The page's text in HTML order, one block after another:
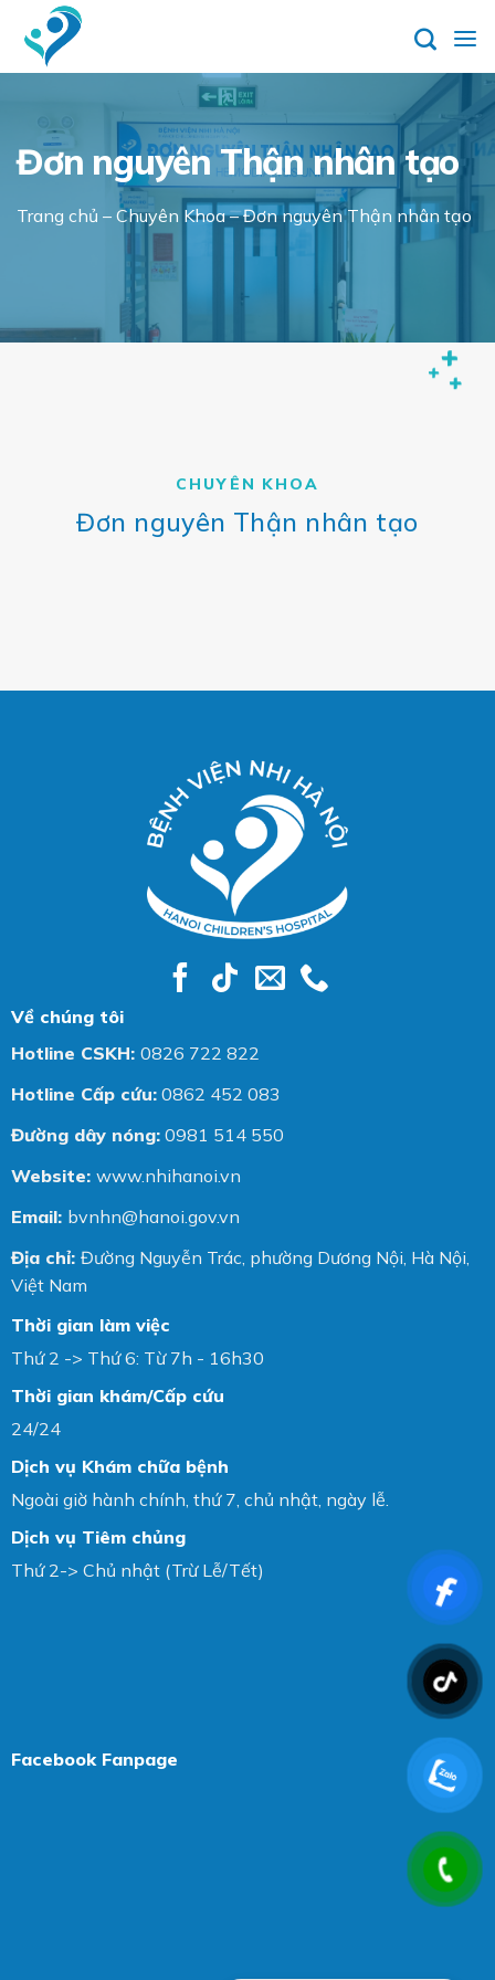
content
Đơn nguyên Thận nhân tạo
Trang chủ – Chuyên Khoa–Đơn nguyên Thận nhân tạo
CHUYÊN KHOA
Đơn nguyên Thận nhân tạo
Về chúng tôi
Hotline CSKH: 0826 722 822
Hotline Cấp cứu: 0862 452 083
Đường dây nóng: 0981 514 550
Website: www.nhihanoi.vn
Email: bvnhn@hanoi.gov.vn
Địa chỉ: Đường Nguyễn Trác, phường Dương Nội, Hà Nội,
Việt Nam
Thời gian làm việc
Thứ 2 -> Thứ 6: Từ 7h - 16h30
Thời gian khám/Cấp cứu
24/24
Dịch vụ Khám chữa bệnh
Ngoài giờ hành chính, thứ 7, chủ nhật, ngày lễ.
Dịch vụ Tiêm chủng
Thứ 2-> Chủ nhật (Trừ Lễ/Tết)
Facebook Fanpage